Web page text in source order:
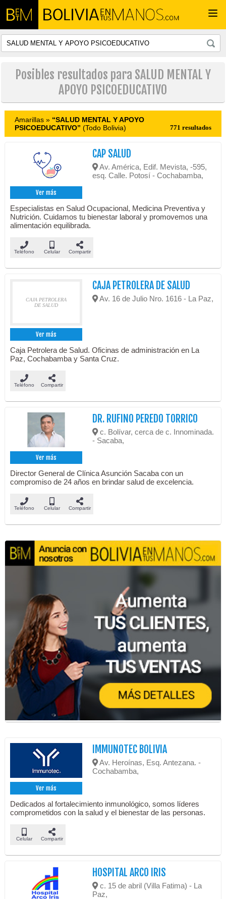
Posibles resultados para SALUD MENTAL Y
APOYO PSICOEDUCATIVO
Amarillas » “SALUD MENTAL Y APOYO
PSICOEDUCATIVO” (Todo Bolivia) 771 resultados
Ver más
CAP SALUD
Av. América, Edif. Mevista, -595,
esq. Calle. Potosí - Cochabamba,
Especialistas en Salud Ocupacional, Medicina Preventiva y
Nutrición. Cuidamos tu bienestar laboral y promovemos una
alimentación equilibrada.
Teléfono Celular Compartir
CAJA PETROLERA
DE SALUD
Ver más
CAJA PETROLERA DE SALUD
Av. 16 de Julio Nro. 1616 - La Paz,
Caja Petrolera de Salud. Oficinas de administración en La
Paz, Cochabamba y Santa Cruz.
Teléfono Compartir
Ver más
DR. RUFINO PEREDO TORRICO
c. Bolívar, cerca de c. Innominada.
- Sacaba,
Director General de Clínica Asunción Sacaba con un
compromiso de 24 años en brindar salud de excelencia.
Teléfono Celular Compartir
Ver más
IMMUNOTEC BOLIVIA
Av. Heroínas, Esq. Antezana. -
Cochabamba,
Dedicados al fortalecimiento inmunológico, somos líderes
comprometidos con la salud y el bienestar de las personas.
Celular Compartir
HOSPITAL ARCO IRIS
c. 15 de abril (Villa Fatima) - La
Paz,